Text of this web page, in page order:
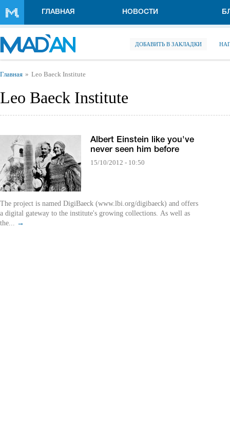
ГЛАВНАЯ НОВОСТИ
ДОБАВИТЬ В ЗАКЛАДКИ
Вы здесь
Главная Leo Baeck Institute
Leo Baeck Institute
Albert Einstein like you've
never seen him before
15/10/2012 - 10:50
The project is named DigiBaeck (www.lbi.org/digibaeck) and offers
a digital gateway to the institute's growing collections. As well as
the... →